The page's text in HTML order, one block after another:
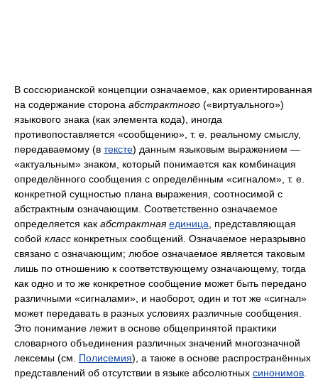
В соссюрианской концепции означаемое, как ориентированная
на содержание сторона абстрактного («виртуального»)
языкового знака (как элемента кода), иногда
противопоставляется «сообщению», т. е. реальному смыслу,
передаваемому (в тексте) данным языковым выражением —
«актуальным» знаком, который понимается как комбинация
определённого сообщения с определённым «сигналом», т. е.
конкретной сущностью плана выражения, соотносимой с
абстрактным означающим. Соответственно означаемое
определяется как абстрактная единица , представляющая
собой класс конкретных сообщений. Означаемое неразрывно
связано с означающим; любое означаемое является таковым
лишь по отношению к соответствующему означающему, тогда
как одно и то же конкретное сообщение может быть передано
различными «сигналами», и наоборот, один и тот же «сигнал»
может передавать в разных условиях различные сообщения.
Это понимание лежит в основе общепринятой практики
словарного объединения различных значений многозначной
лексемы (см. Полисемия), а также в основе распространённых
представлений об отсутствии в языке абсолютных синонимов